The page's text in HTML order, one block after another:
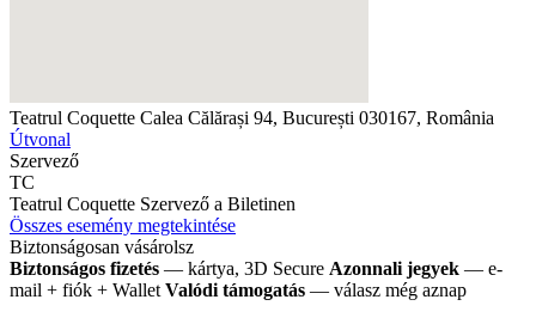
Teatrul Coquette Calea Călărași 94, București 030167, România
Útvonal
Szervező
TC
Teatrul Coquette Szervező a Biletinen
Összes esemény megtekintése
Biztonságosan vásárolsz
Biztonságos fizetés — kártya, 3D Secure Azonnali jegyek — e-
mail + fiók + Wallet Valódi támogatás — válasz még aznap